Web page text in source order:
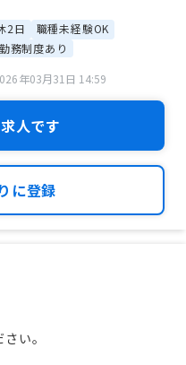
2日
職種未経験OK
務制度あり
年03月31日 14:59
人です
に登録
い。